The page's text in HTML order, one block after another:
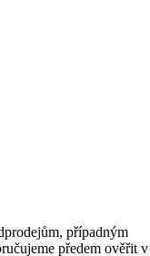
případným
předem ověřit v